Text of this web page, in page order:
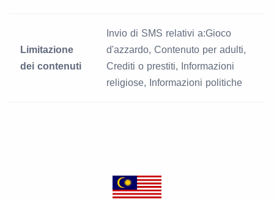
Limitazione
dei contenuti
Invio di SMS relativi a:Gioco
d'azzardo, Contenuto per adulti,
Crediti o prestiti, Informazioni
religiose, Informazioni politiche